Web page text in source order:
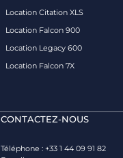
Location Citation XLS
Location Falcon 900
Location Legacy 600
Location Falcon 7X
CONTACTEZ-NOUS
Téléphone : +33 1 44 09 91 82